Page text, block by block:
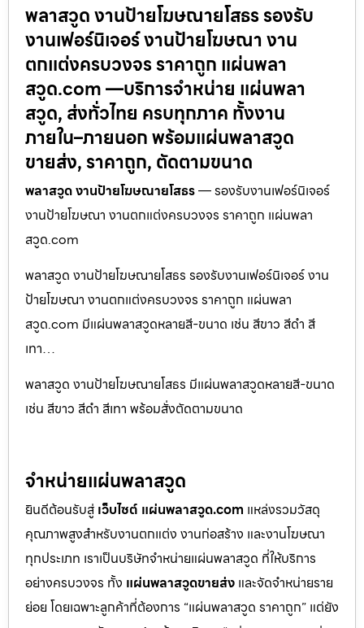
พลาสวูด งานป้ายโฆษณายโสธร รองรับ
งานเฟอร์นิเจอร์ งานป้ายโฆษณา งาน
ตกแต่งครบวงจร ราคาถูก แผ่นพลา
สวูด.com —บริการจำหน่าย แผ่นพลา
สวูด, ส่งทั่วไทย ครบทุกภาค ทั้งงาน
ภายใน–ภายนอก พร้อมแผ่นพลาสวูด
ขายส่ง, ราคาถูก, ตัดตามขนาด
พลาสวูด งานป้ายโฆษณายโสธร— รองรับงานเฟอร์นิเจอร์
งานป้ายโฆษณา งานตกแต่งครบวงจร ราคาถูก แผ่นพลา
สวูด.com
พลาสวูด งานป้ายโฆษณายโสธร รองรับงานเฟอร์นิเจอร์ งาน
ป้ายโฆษณา งานตกแต่งครบวงจร ราคาถูก แผ่นพลา
สวูด.com มีแผ่นพลาสวูดหลายสี-ขนาด เช่น สีขาว สีดำ สี
เทา…
พลาสวูด งานป้ายโฆษณายโสธร มีแผ่นพลาสวูดหลายสี-ขนาด
เช่น สีขาว สีดำ สีเทา พร้อมสั่งตัดตามขนาด
จำหน่ายแผ่นพลาสวูด
ยินดีต้อนรับสู่ เว็บไซต์ แผ่นพลาสวูด.com แหล่งรวมวัสดุ
คุณภาพสูงสำหรับงานตกแต่ง งานก่อสร้าง และงานโฆษณา
ทุกประเภท เราเป็นบริษัทจำหน่ายแผ่นพลาสวูด ที่ให้บริการ
อย่างครบวงจร ทั้ง แผ่นพลาสวูดขายส่ง และจัดจำหน่ายราย
ย่อย โดยเฉพาะลูกค้าที่ต้องการ “แผ่นพลาสวูด ราคาถูก” แต่ยัง